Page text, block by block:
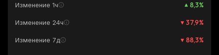
Изменение 1ч 8,3%
Изменение 24ч 37,9%
Изменение 7д 88,3%